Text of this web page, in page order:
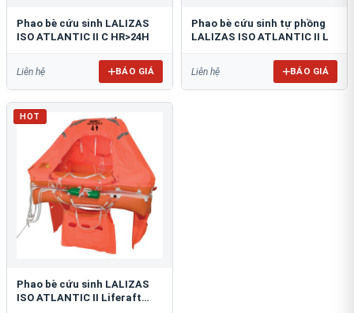
Phao bè cứu sinh LALIZAS
ISO ATLANTIC II C HR>24H
Liên hệ BÁO GIÁ
Phao bè cứu sinh tự phồng
LALIZAS ISO ATLANTIC II L
Liên hệ BÁO GIÁ
HOT
Phao bè cứu sinh LALIZAS
ISO ATLANTIC II Liferaft